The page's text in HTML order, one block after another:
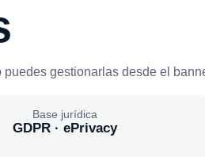
gestionarlas desde el
Base jurídica
GDPR · ePrivacy